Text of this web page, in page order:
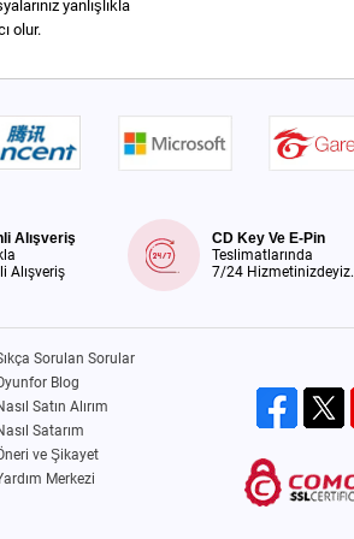
yanlışlıkla
olur.
Alışveriş
Alışveriş
CD Key Ve E-Pin
Teslimatlarında
7/24 Hizmetinizdeyiz.
Sorulan Sorular
Blog
Satın Alırım
Satarım
ve Şikayet
Merkezi